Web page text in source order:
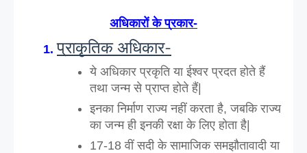
अधिकारों के प्रकार-
प्राकृतिक अधिकार-
ये अधिकार प्रकृति या ईश्वर प्रदत होते हैं
तथा जन्म से प्राप्त होते हैं|
इनका निर्माण राज्य नहीं करता है, जबकि राज्य
का जन्म ही इनकी रक्षा के लिए होता है|
17-18 वीं सदी के सामाजिक समझौतावादी या